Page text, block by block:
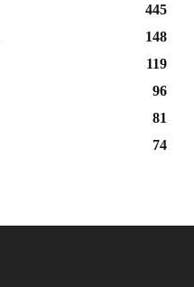
445
148
119
96
81
74